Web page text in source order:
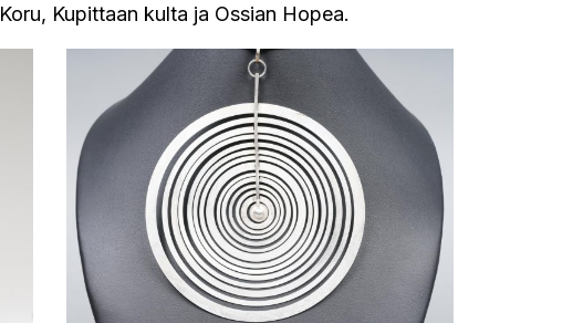
Kupittaan kulta ja Ossian Hopea.